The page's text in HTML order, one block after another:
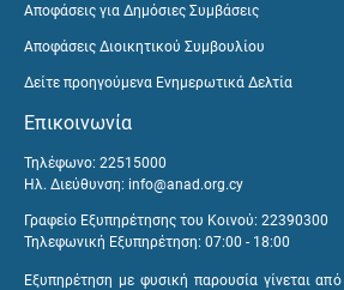
Αποφάσεις για Δημόσιες Συμβάσεις
Αποφάσεις Διοικητικού Συμβουλίου
Δείτε προηγούμενα Ενημερωτικά Δελτία
Επικοινωνία
Τηλέφωνο: 22515000
Ηλ. Διεύθυνση: info@anad.org.cy
Γραφείο Εξυπηρέτησης του Κοινού: 22390300
Τηλεφωνική Εξυπηρέτηση: 07:00 - 18:00
Εξυπηρέτηση με φυσική παρουσία γίνεται